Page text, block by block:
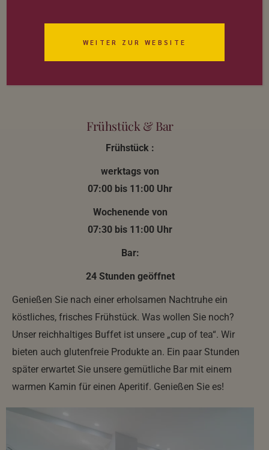
Frühstück & Bar
Frühstück :
werktags von
07:00 bis 11:00 Uhr
Wochenende von
07:30 bis 11:00 Uhr
Bar:
24 Stunden geöffnet
Genießen Sie nach einer erholsamen Nachtruhe ein
köstliches, frisches Frühstück. Was wollen Sie noch?
Unser reichhaltiges Buffet ist unsere „cup of tea“. Wir
bieten auch glutenfreie Produkte an. Ein paar Stunden
später erwartet Sie unsere gemütliche Bar mit einem
warmen Kamin für einen Aperitif. Genießen Sie es!
WEITER ZUR WEBSITE